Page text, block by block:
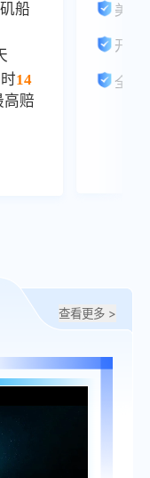
船
14
高赔
美森
开船
全美
查看更多 >